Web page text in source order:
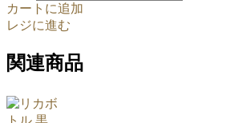
カートに追加
レジに進む
関連商品